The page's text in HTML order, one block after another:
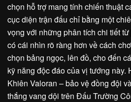
chọn hỗ trợ mang tính chiến thuật
cục diện trận đấu chỉ bằng một
vọng với những phân tích chi tiết
có cái nhìn rõ ràng hơn về cách
chọn bảng ngọc, lên đồ, cho đến
kỹ năng độc đáo của vị tướng này.
Khiên Valoran – bảo vệ đồng đội
thắng vang dội trên Đấu Trường